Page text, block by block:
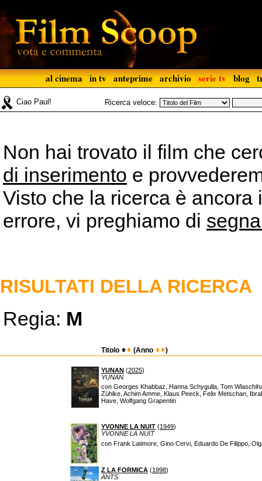
al cinema in tv anteprime archivio serie tv blog
Ciao Paul! Ricerca veloce:
Non hai trovato il film che
di inserimento e
Visto che la ricerca è
errore, vi preghiamo di
RISULTATI DELLA RICERCA
Regia: M
Titolo (Anno )
YUNAN (2025)
YUNAN
con Georges Khabbaz, Hanna Schygulla, Tom
Zühlke, Achim Amme, Klaus Peeck, Felix Metschan,
Have, Wolfgang Grapentin
YVONNE LA NUIT (1949)
YVONNE LA NUIT
con Frank Latimore, Gino Cervi, Eduardo De Filippo,
Z LA FORMICA (1998)
ANTS